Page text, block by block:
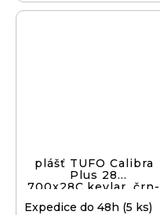
plášť TUFO Calibra
Plus 28
700x28C,kevlar, črn-
Expedice do 48h (5 ks)